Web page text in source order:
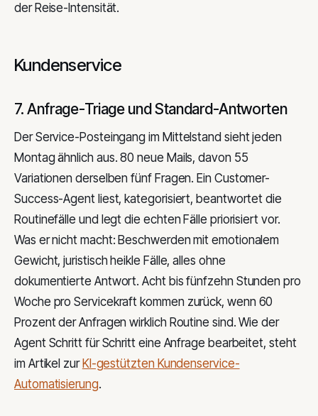
der Reise-Intensität.
Kundenservice
7. Anfrage-Triage und Standard-Antworten
Der Service-Posteingang im Mittelstand sieht jeden
Montag ähnlich aus. 80 neue Mails, davon 55
Variationen derselben fünf Fragen. Ein Customer-
Success-Agent liest, kategorisiert, beantwortet die
Routinefälle und legt die echten Fälle priorisiert vor.
Was er nicht macht: Beschwerden mit emotionalem
Gewicht, juristisch heikle Fälle, alles ohne
dokumentierte Antwort. Acht bis fünfzehn Stunden pro
Woche pro Servicekraft kommen zurück, wenn 60
Prozent der Anfragen wirklich Routine sind. Wie der
Agent Schritt für Schritt eine Anfrage bearbeitet, steht
im Artikel zur KI-gestützten Kundenservice-
Automatisierung.